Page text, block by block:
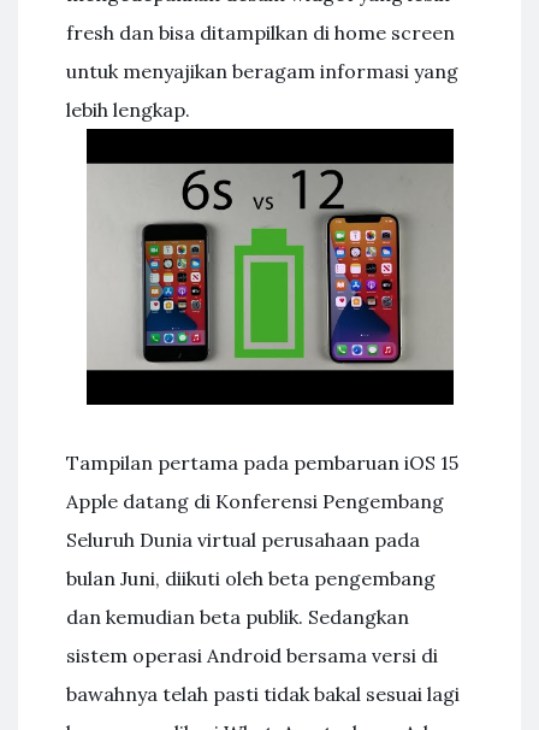
fresh dan bisa ditampilkan di home screen
untuk menyajikan beragam informasi yang
lebih lengkap.
Tampilan pertama pada pembaruan iOS 15
Apple datang di Konferensi Pengembang
Seluruh Dunia virtual perusahaan pada
bulan Juni, diikuti oleh beta pengembang
dan kemudian beta publik. Sedangkan
sistem operasi Android bersama versi di
bawahnya telah pasti tidak bakal sesuai lagi